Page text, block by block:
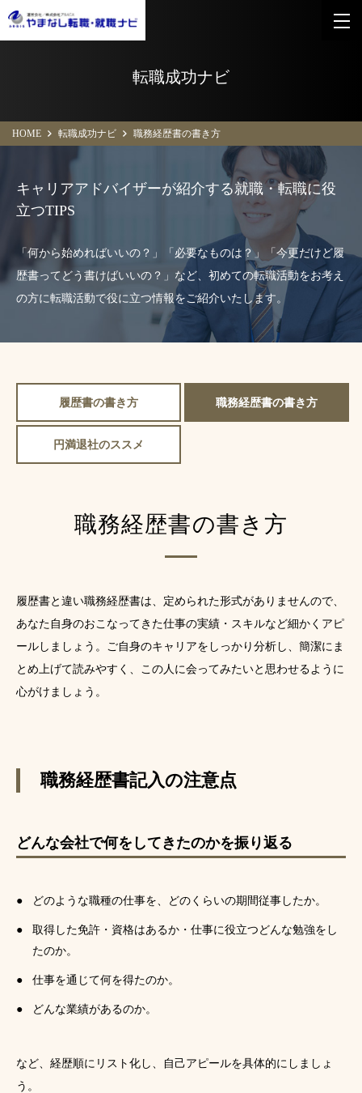
転職成功ナビ
HOME 転職成功ナビ 職務経歴書の書き方
キャリアアドバイザーが紹介する就職・転職に役
立つTIPS
「何から始めればいいの？」「必要なものは？」「今更だけど履
歴書ってどう書けばいいの？」など、初めての転職活動をお考え
の方に転職活動で役に立つ情報をご紹介いたします。
履歴書の書き方 職務経歴書の書き方
円満退社のススメ
職務経歴書の書き方
履歴書と違い職務経歴書は、定められた形式がありませんので、
あなた自身のおこなってきた仕事の実績・スキルなど細かくアピ
ールしましょう。ご自身のキャリアをしっかり分析し、簡潔にま
とめ上げて読みやすく、この人に会ってみたいと思わせるように
心がけましょう。
職務経歴書記入の注意点
どんな会社で何をしてきたのかを振り返る
どのような職種の仕事を、どのくらいの期間従事したか。
取得した免許・資格はあるか・仕事に役立つどんな勉強をし
たのか。
仕事を通じて何を得たのか。
どんな業績があるのか。
など、経歴順にリスト化し、自己アピールを具体的にしましょ
う。